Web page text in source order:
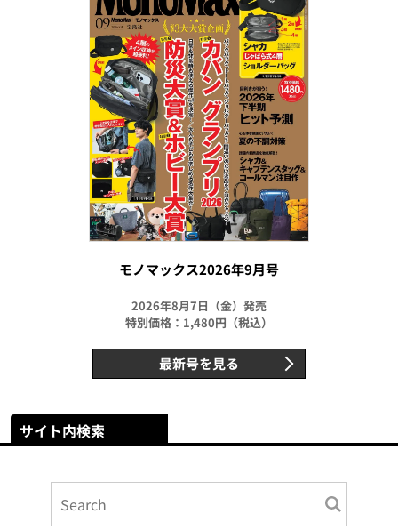
モノマックス2026年9月号
2026年8月7日（金）発売
特別価格：1,480円（税込）
最新号を見る
サイト内検索